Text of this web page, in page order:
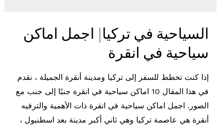
السياحية في تركيا| اجمل اماكن
سياحية في انقرة
إذا كنت تخطط للسفر إلى تركيا ومدينة أنقرة الجميلة ، نقدم ​​
في هذا المقال 10 اماكن سياحية في انقرة جنبًا إلى جنب مع
الصور. اجمل اماكن سياحية في انقرة ذات الأهمية والترفيه
أنقرة هي عاصمة تركيا وهي ثاني أكبر مدينة بعد اسطنبول ،